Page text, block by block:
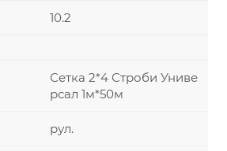
10.2
Сетка 2*4 Строби Униве
рсал 1м*50м
рул.